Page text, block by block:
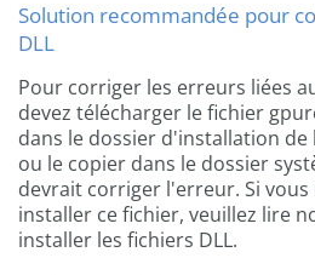
Solution recommandée pour
DLL
Pour corriger les erreurs liées
devez télécharger le fichier
dans le dossier d'installation
ou le copier dans le dossier
devrait corriger l'erreur. Si
installer ce fichier, veuillez lire
installer les fichiers DLL.